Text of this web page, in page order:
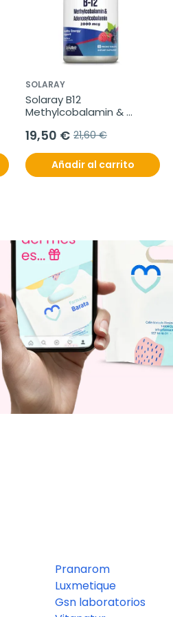
SOLARAY
Solaray B12
Methylcobalamin &
2000mg
19,50 € 21,60 €
Añadir al carrito
Pranarom
Luxmetique
Gsn laboratorios